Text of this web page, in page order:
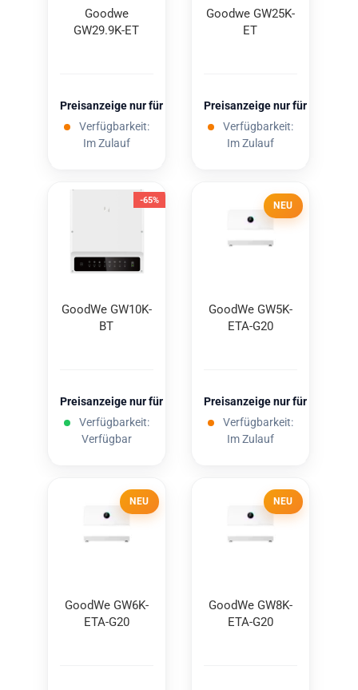
Good­we
GW29.9K-ET
Preisanzeige nur für freigeschaltete Kunden
Verfügbarkeit:
Im Zulauf
Good­we GW25K-​​
ET
Preisanzeige nur für
Verfügbarkeit:
Im Zulauf
-65%
Good­We GW10K-​​
BT
Preisanzeige nur für freigeschaltete Kunden
Verfügbarkeit:
Verfügbar
NEU
Good­We GW5K-​
ETA-​G20
Preisanzeige nur für
Verfügbarkeit:
Im Zulauf
NEU
Good­We GW6K-​
ETA-​G20
NEU
Good­We GW8K-​
ETA-​G20